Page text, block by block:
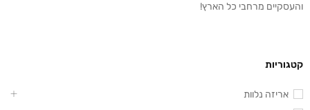
והעסקיים מרחבי כל הארץ!
קטגוריות
אריזה נלוות